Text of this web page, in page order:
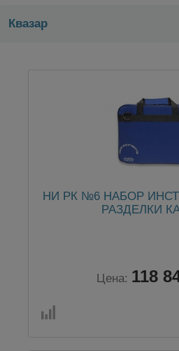
Квазар
НИ РК №6 НАБОР
РАЗДЕЛКИ
Цена: 118